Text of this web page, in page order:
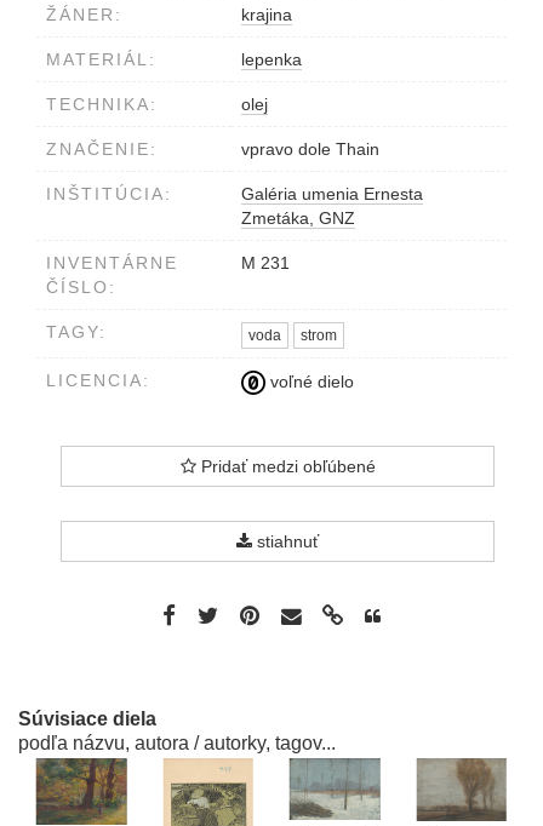
ŽÁNER: krajina
MATERIÁL: lepenka
TECHNIKA: olej
ZNAČENIE: vpravo dole Thain
INŠTITÚCIA:
Galéria umenia Ernesta
Zmetáka, GNZ
INVENTÁRNE
ČÍSLO:
M 231
TAGY: voda strom
LICENCIA: voľné dielo
Pridať medzi obľúbené
stiahnuť
Súvisiace diela
podľa názvu, autora / autorky, tagov...